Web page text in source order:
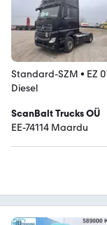
Standard-SZM • EZ
Diesel
ScanBalt Trucks OÜ
EE-74114 Maardu